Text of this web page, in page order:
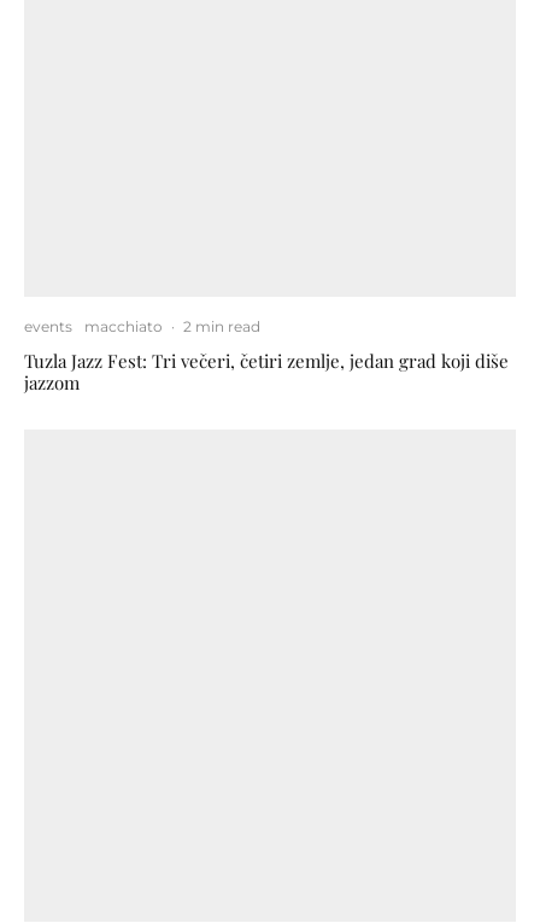
events macchiato · 2 min read
Tuzla Jazz Fest: Tri večeri, četiri zemlje, jedan grad koji diše
jazzom